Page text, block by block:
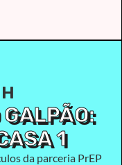
GALPÃO:
1
da parceria PrEP